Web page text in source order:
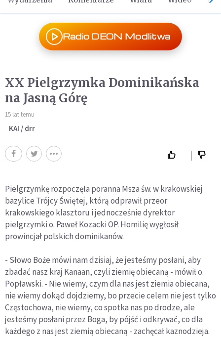
Radio DEON Modlitwa
XX Pielgrzymka Dominikańska
na Jasną Górę
15 lat temu
KAI / drr
Pielgrzymkę rozpoczęła poranna Msza św. w krakowskiej
bazylice Trójcy Świętej, którą odprawił przeor
krakowskiego klasztoru i jednocześnie dyrektor
pielgrzymki o. Paweł Kozacki OP. Homilię wygłosił
prowincjał polskich dominikanów.
- Słowo Boże mówi nam dzisiaj, że jesteśmy posłani, aby
zbadać nasz kraj Kanaan, czyli ziemię obiecaną - mówił o.
Popławski. - Nie wiemy, czym dla nas jest ziemia obiecana,
nie wiemy dokąd dojdziemy, bo przecie celem nie jest tylko
Częstochowa, nie wiemy, co spotka nas po drodze, ale
jesteśmy posłani przez Boga, by pójść i odkrywać, co dla
każdego z nas jest ziemią obiecaną - zachęcał kaznodzieja.